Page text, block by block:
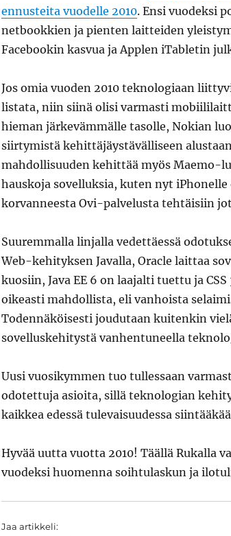
ennusteita vuodelle 2010. Ensi vuodeksi
netbookkien ja pienten laitteiden
Facebookin kasvua ja Applen iTabletin
Jos omia vuoden 2010 teknologiaan
listata, niin siinä olisi varmasti
hieman järkevämmälle tasolle, Nokian
siirtymistä kehittäjäystävälliseen
mahdollisuuden kehittää myös Maemo-
hauskoja sovelluksia, kuten nyt
korvanneesta Ovi-palvelusta tehtäisiin
Suuremmalla linjalla vedettäessä
Web-kehityksen Javalla, Oracle laittaa
kuosiin, Java EE 6 on laajalti tuettu ja
oikeasti mahdollista, eli vanhoista
Todennäköisesti joudutaan kuitenkin
sovelluskehitystä vanhentuneella
Uusi vuosikymmen tuo tullessaan
odotettuja asioita, sillä teknologian
kaikkea edessä tulevaisuudessa
Hyvää uutta vuotta 2010! Täällä Rukalla
vuodeksi huomenna soihtulaskun ja
Jaa artikkeli: